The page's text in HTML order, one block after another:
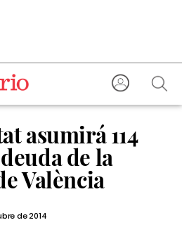
asumirá 114
de la
València
de 2014